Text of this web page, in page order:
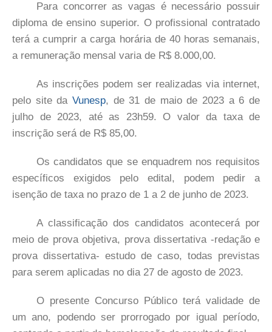
Para concorrer as vagas é necessário possuir
diploma de ensino superior. O profissional contratado
terá a cumprir a carga horária de 40 horas semanais,
a remuneração mensal varia de R$ 8.000,00.
As inscrições podem ser realizadas via internet,
pelo site da Vunesp, de 31 de maio de 2023 a 6 de
julho de 2023, até as 23h59. O valor da taxa de
inscrição será de R$ 85,00.
Os candidatos que se enquadrem nos requisitos
específicos exigidos pelo edital, podem pedir a
isenção de taxa no prazo de 1 a 2 de junho de 2023.
A classificação dos candidatos acontecerá por
meio de prova objetiva, prova dissertativa -redação e
prova dissertativa- estudo de caso, todas previstas
para serem aplicadas no dia 27 de agosto de 2023.
O presente Concurso Público terá validade de
um ano, podendo ser prorrogado por igual período,